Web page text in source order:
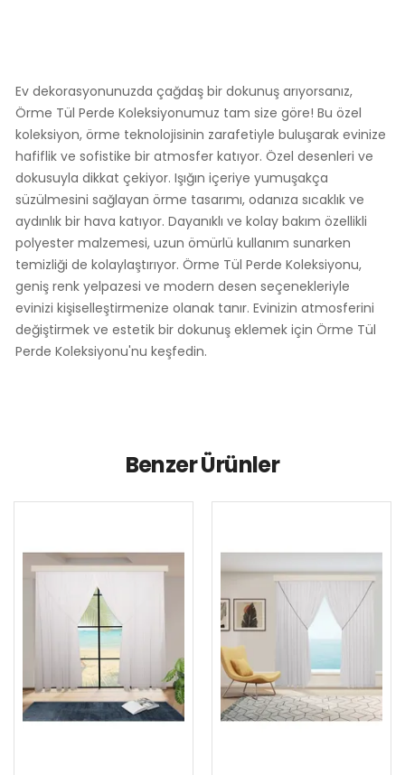
Ev dekorasyonunuzda çağdaş bir dokunuş arıyorsanız,
Örme Tül Perde Koleksiyonumuz tam size göre! Bu özel
koleksiyon, örme teknolojisinin zarafetiyle buluşarak evinize
hafiflik ve sofistike bir atmosfer katıyor. Özel desenleri ve
dokusuyla dikkat çekiyor. Işığın içeriye yumuşakça
süzülmesini sağlayan örme tasarımı, odanıza sıcaklık ve
aydınlık bir hava katıyor. Dayanıklı ve kolay bakım özellikli
polyester malzemesi, uzun ömürlü kullanım sunarken
temizliği de kolaylaştırıyor. Örme Tül Perde Koleksiyonu,
geniş renk yelpazesi ve modern desen seçenekleriyle
evinizi kişiselleştirmenize olanak tanır. Evinizin atmosferini
değiştirmek ve estetik bir dokunuş eklemek için Örme Tül
Perde Koleksiyonu'nu keşfedin.
Benzer Ürünler